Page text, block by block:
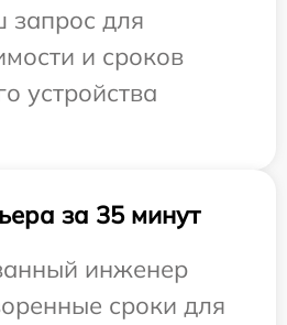
запрос для
и сроков
устройства
за 35 минут
инженер
сроки для